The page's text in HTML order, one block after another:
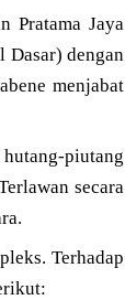
Pratama Jaya
Dasar) dengan
menjabat
piutang
secara
Terhadap